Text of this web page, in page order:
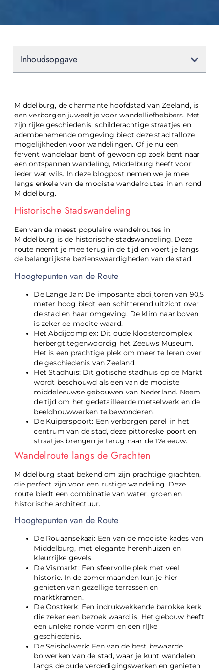
Middelburg, de charmante hoofdstad van Zeeland, is
een verborgen juweeltje voor wandelliefhebbers. Met
zijn rijke geschiedenis, schilderachtige straatjes en
adembenemende omgeving biedt deze stad talloze
mogelijkheden voor wandelingen. Of je nu een
fervent wandelaar bent of gewoon op zoek bent naar
een ontspannen wandeling, Middelburg heeft voor
ieder wat wils. In deze blogpost nemen we je mee
langs enkele van de mooiste wandelroutes in en rond
Middelburg.
Historische Stadswandeling
Een van de meest populaire wandelroutes in
Middelburg is de historische stadswandeling. Deze
route neemt je mee terug in de tijd en voert je langs
de belangrijkste bezienswaardigheden van de stad.
Hoogtepunten van de Route
De Lange Jan: De imposante abdijtoren van 90,5
meter hoog biedt een schitterend uitzicht over
de stad en haar omgeving. De klim naar boven
is zeker de moeite waard.
Het Abdijcomplex: Dit oude kloostercomplex
herbergt tegenwoordig het Zeeuws Museum.
Het is een prachtige plek om meer te leren over
de geschiedenis van Zeeland.
Het Stadhuis: Dit gotische stadhuis op de Markt
wordt beschouwd als een van de mooiste
middeleeuwse gebouwen van Nederland. Neem
de tijd om het gedetailleerde metselwerk en de
beeldhouwwerken te bewonderen.
De Kuiperspoort: Een verborgen parel in het
centrum van de stad, deze pittoreske poort en
straatjes brengen je terug naar de 17e eeuw.
Wandelroute langs de Grachten
Middelburg staat bekend om zijn prachtige grachten,
die perfect zijn voor een rustige wandeling. Deze
route biedt een combinatie van water, groen en
historische architectuur.
Hoogtepunten van de Route
De Rouaansekaai: Een van de mooiste kades van
Middelburg, met elegante herenhuizen en
kleurrijke gevels.
De Vismarkt: Een sfeervolle plek met veel
historie. In de zomermaanden kun je hier
genieten van gezellige terrassen en
marktkramen.
De Oostkerk: Een indrukwekkende barokke kerk
die zeker een bezoek waard is. Het gebouw heeft
een unieke ronde vorm en een rijke
geschiedenis.
De Seisbolwerk: Een van de best bewaarde
bolwerken van de stad, waar je kunt wandelen
langs de oude verdedigingswerken en genieten
Inhoudsopgave